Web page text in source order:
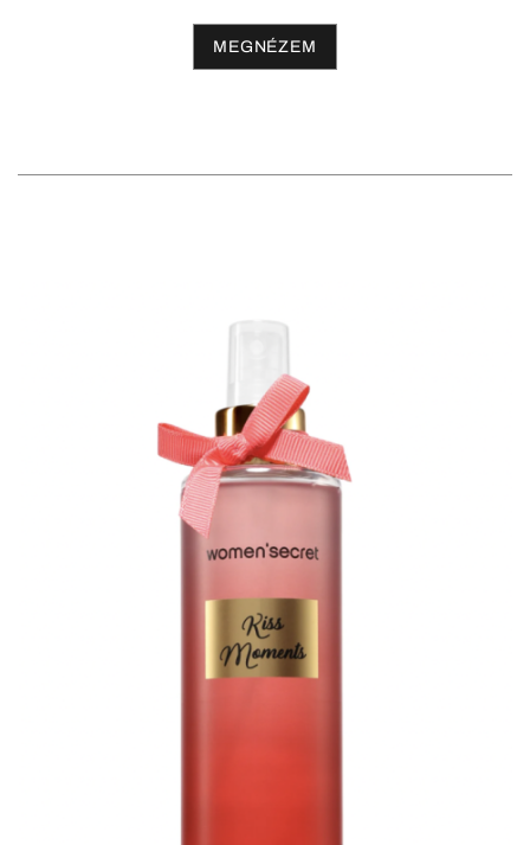
MEGNÉZEM